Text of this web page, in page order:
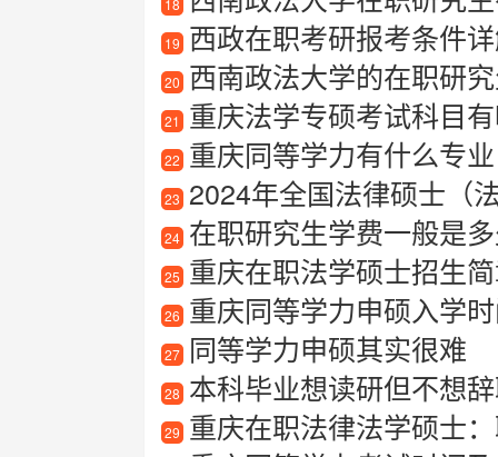
18
19 西政在职考研报考条件
20 西南政法大学的在职研
21 重庆法学专硕考试科目
22 重庆同等学力有什么专业
23 2024年全国法律硕士（
24 在职研究生学费一般是
25 重庆在职法学硕士招生
26 重庆同等学力申硕入学
27 同等学力申硕其实很难
28 本科毕业想读研但不想
29 重庆在职法律法学硕士